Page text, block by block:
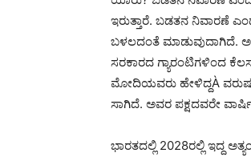
ಇರುತ್ತಾರೆ. ಬಡತನ ನಿವಾರಣೆ
ಬಳಲದಂತೆ ಮಾಡುವುದಾಗಿದೆ.
ಸರಕಾರದ ಗ್ಯಾರಂಟಿಗಳಿಂದ
ಮೋದಿಯವರು ಹೇಳಿದ್ದÀ
ಸಾಗಿದೆ. ಅವರ ಪಕ್ಷದವರೇ
ಭಾರತದಲ್ಲಿ 2028ರಲ್ಲಿ ಇದ್ದ